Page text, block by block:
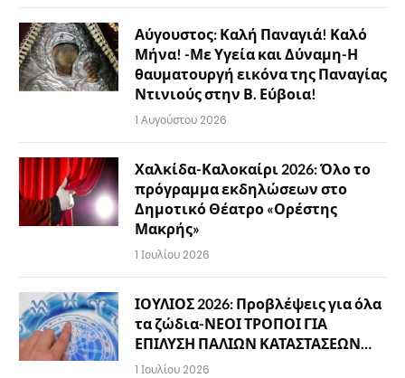
Αύγουστος: Καλή Παναγιά! Καλό
Μήνα! -Με Υγεία και Δύναμη-Η
θαυματουργή εικόνα της Παναγίας
Ντινιούς στην Β. Εύβοια!
1 Αυγούστου 2026
Χαλκίδα-Καλοκαίρι 2026: Όλο το
πρόγραμμα εκδηλώσεων στο
Δημοτικό Θέατρο «Ορέστης
Μακρής»
1 Ιουλίου 2026
ΙΟΥΛΙΟΣ 2026: Προβλέψεις για όλα
τα ζώδια-ΝΕΟΙ ΤΡΟΠΟΙ ΓΙΑ
ΕΠΙΛΥΣΗ ΠΑΛΙΩΝ ΚΑΤΑΣΤΑΣΕΩΝ…
1 Ιουλίου 2026